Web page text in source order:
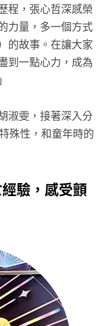
程，張心哲深感榮
力量，多一個方式
的故事。在讓大家
到一點心力，成為
淑雯，接著深入分
殊性，和童年時的
驗，感受顫